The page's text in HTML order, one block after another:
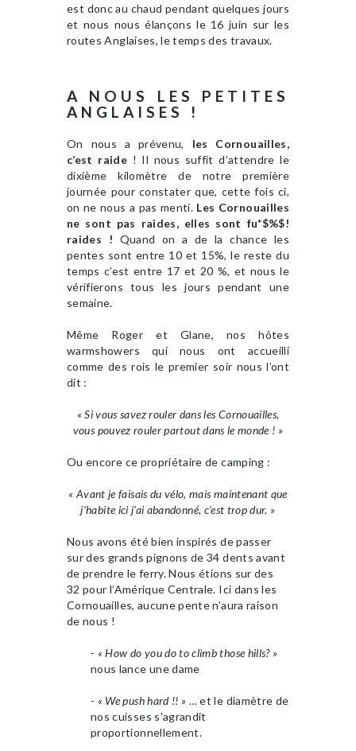
est donc au chaud pendant quelques jours
et nous nous élançons le 16 juin sur les
routes Anglaises, le temps des travaux.
A NOUS LES PETITES
ANGLAISES !
On nous a prévenu, les Cornouailles,
c’est raide ! Il nous suffit d’attendre le
dixième kilomètre de notre première
journée pour constater que, cette fois ci,
on ne nous a pas menti. Les Cornouailles
ne sont pas raides, elles sont fu*$%$!
raides ! Quand on a de la chance les
pentes sont entre 10 et 15%, le reste du
temps c’est entre 17 et 20 %, et nous le
vérifierons tous les jours pendant une
semaine.
Même Roger et Glane, nos hôtes
warmshowers qui nous ont accueilli
comme des rois le premier soir nous l’ont
dit :
« Si vous savez rouler dans les Cornouailles,
vous pouvez rouler partout dans le monde ! »
Ou encore ce propriétaire de camping :
« Avant je faisais du vélo, mais maintenant que
j’habite ici j’ai abandonné, c’est trop dur. »
Nous avons été bien inspirés de passer
sur des grands pignons de 34 dents avant
de prendre le ferry. Nous étions sur des
32 pour l’Amérique Centrale. Ici dans les
Cornouailles, aucune pente n’aura raison
de nous !
- « How do you do to climb those hills? »
nous lance une dame
- « We push hard !! » … et le diamètre de
nos cuisses s’agrandit
proportionnellement.